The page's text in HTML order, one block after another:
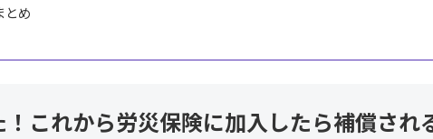
とめ
これから労災保険に加入したら補償され